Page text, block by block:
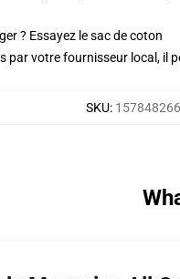
? Essayez le sac de coton
par votre fournisseur local, il
SKU: